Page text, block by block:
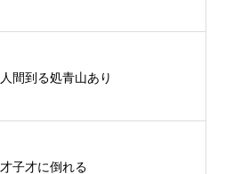
人間到る処青山あり
才子才に倒れる